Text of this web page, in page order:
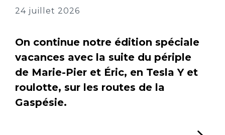
24 juillet 2026
On continue notre édition spéciale
vacances avec la suite du périple
de Marie-Pier et Éric, en Tesla Y et
roulotte, sur les routes de la
Gaspésie.